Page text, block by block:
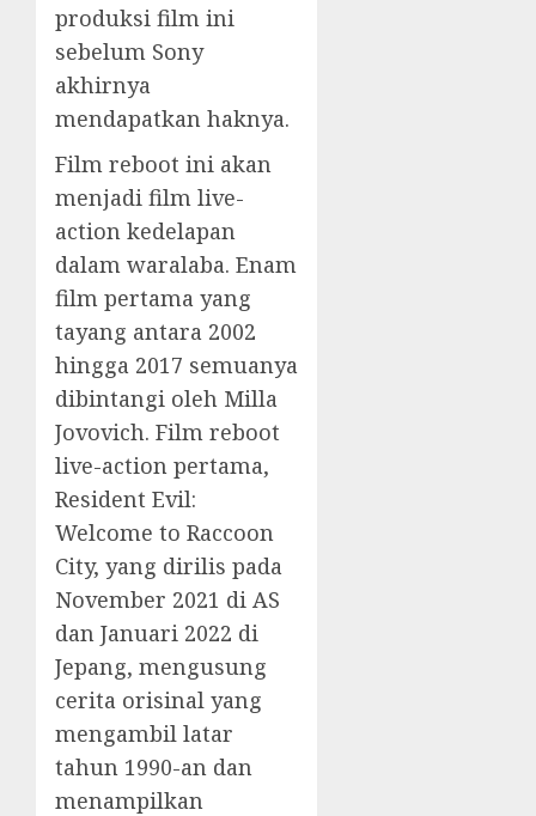
produksi film ini
sebelum Sony
akhirnya
mendapatkan haknya.
Film reboot ini akan
menjadi film live-
action kedelapan
dalam waralaba. Enam
film pertama yang
tayang antara 2002
hingga 2017 semuanya
dibintangi oleh Milla
Jovovich. Film reboot
live-action pertama,
Resident Evil:
Welcome to Raccoon
City, yang dirilis pada
November 2021 di AS
dan Januari 2022 di
Jepang, mengusung
cerita orisinal yang
mengambil latar
tahun 1990-an dan
menampilkan